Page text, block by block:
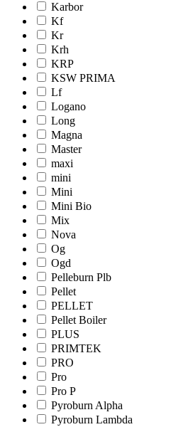
Karbor
Kf
Kr
Krh
KRP
KSW PRIMA
Lf
Logano
Long
Magna
Master
maxi
mini
Mini
Mini Bio
Mix
Nova
Og
Ogd
Pelleburn Plb
Pellet
PELLET
Pellet Boiler
PLUS
PRIMTEK
PRO
Pro
Pro Р
Pyroburn Alpha
Pyroburn Lambda